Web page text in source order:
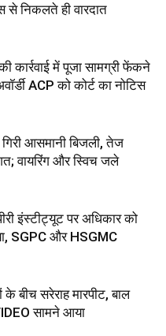
से निकलते ही वारदात
कार्रवाई में पूजा सामग्री फेंकने
ACP को कोर्ट का नोटिस
आसमानी बिजली, तेज
वायरिंग और स्विच जले
इंस्टीट्यूट पर अधिकार को
SGPC और HSGMC
बीच सरेराह मारपीट, बाल
सामने आया